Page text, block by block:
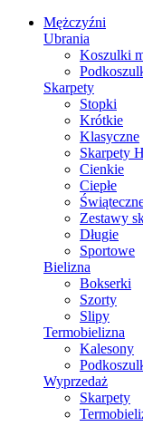
Mężczyźni
Ubrania
Koszulki
Skarpety
Stopki
Krótkie
Klasyczne
Skarpety
Cienkie
Ciepłe
Zestawy
Długie
Sportowe
Bielizna
Bokserki
Szorty
Slipy
Termobielizna
Kalesony
Wyprzedaż
Skarpety